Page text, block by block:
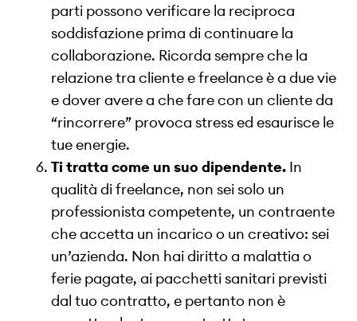
parti possono verificare la reciproca
soddisfazione prima di continuare la
collaborazione. Ricorda sempre che la
relazione tra cliente e freelance è a due vie
e dover avere a che fare con un cliente da
“rincorrere” provoca stress ed esaurisce le
tue energie.
Ti tratta come un suo dipendente. In
qualità di freelance, non sei solo un
professionista competente, un contraente
che accetta un incarico o un creativo: sei
un’azienda. Non hai diritto a malattia o
ferie pagate, ai pacchetti sanitari previsti
dal tuo contratto, e pertanto non è